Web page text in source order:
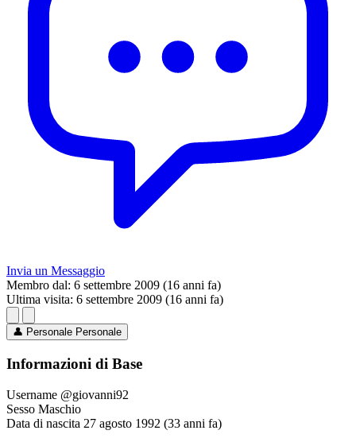
Invia un Messaggio
Membro dal: 6 settembre 2009 (16 anni fa)
Ultima visita: 6 settembre 2009 (16 anni fa)
👤 Personale Personale
Informazioni di Base
Username @giovanni92
Sesso Maschio
Data di nascita 27 agosto 1992 (33 anni fa)